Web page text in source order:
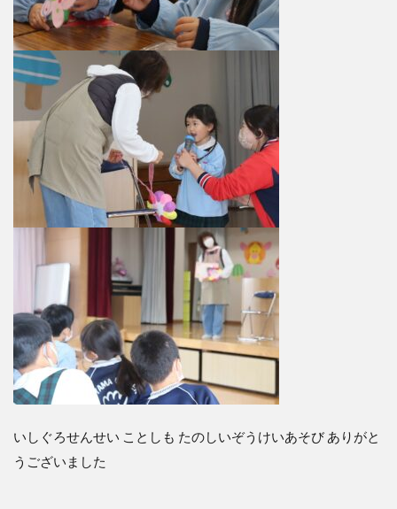
いしぐろせんせい ことしも たのしいぞうけいあそび ありがと
うございました